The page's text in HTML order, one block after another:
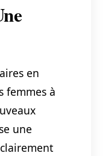
en
femmes à
une